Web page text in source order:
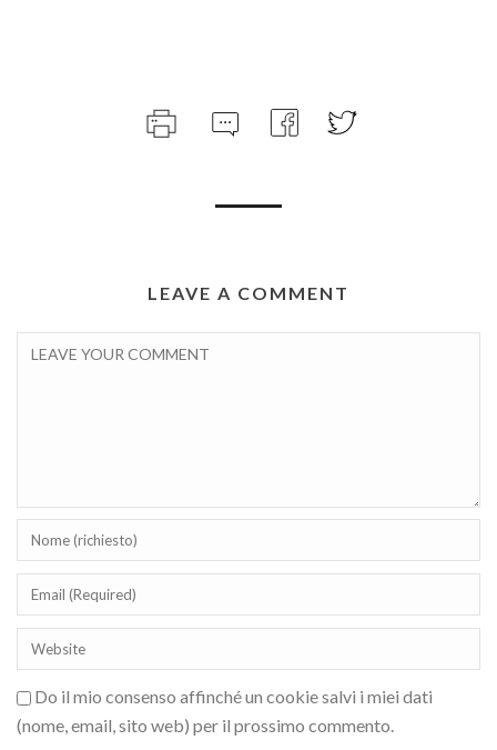
LEAVE A COMMENT
Do il mio consenso affinché un cookie salvi i miei dati
(nome, email, sito web) per il prossimo commento.